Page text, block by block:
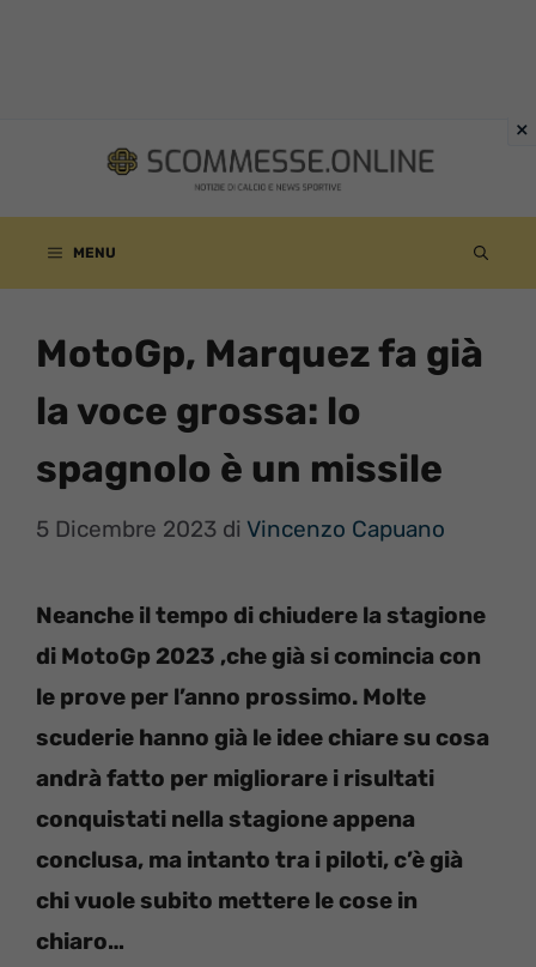
contenuto
MENU
MotoGp, Marquez fa già
la voce grossa: lo
spagnolo è un missile
5 Dicembre 2023 di Vincenzo Capuano
Neanche il tempo di chiudere la stagione
di MotoGp 2023 ,che già si comincia con
le prove per l’anno prossimo. Molte
scuderie hanno già le idee chiare su cosa
andrà fatto per migliorare i risultati
conquistati nella stagione appena
conclusa, ma intanto tra i piloti, c’è già
chi vuole subito mettere le cose in
chiaro…